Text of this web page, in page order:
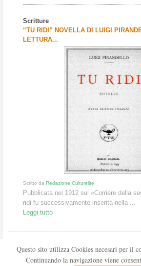
Scritture
“TU RIDI” NOVELLA DI LUIGI
LETTURA...
Scritto da Redazione Culturelite
Pubblicata nel 1912 sul «Corriere della
ridi fu successivamente inserita nella ...
Leggi tutto
Questo sito utilizza Cookies necesari per il
Continuando la navigazione viene